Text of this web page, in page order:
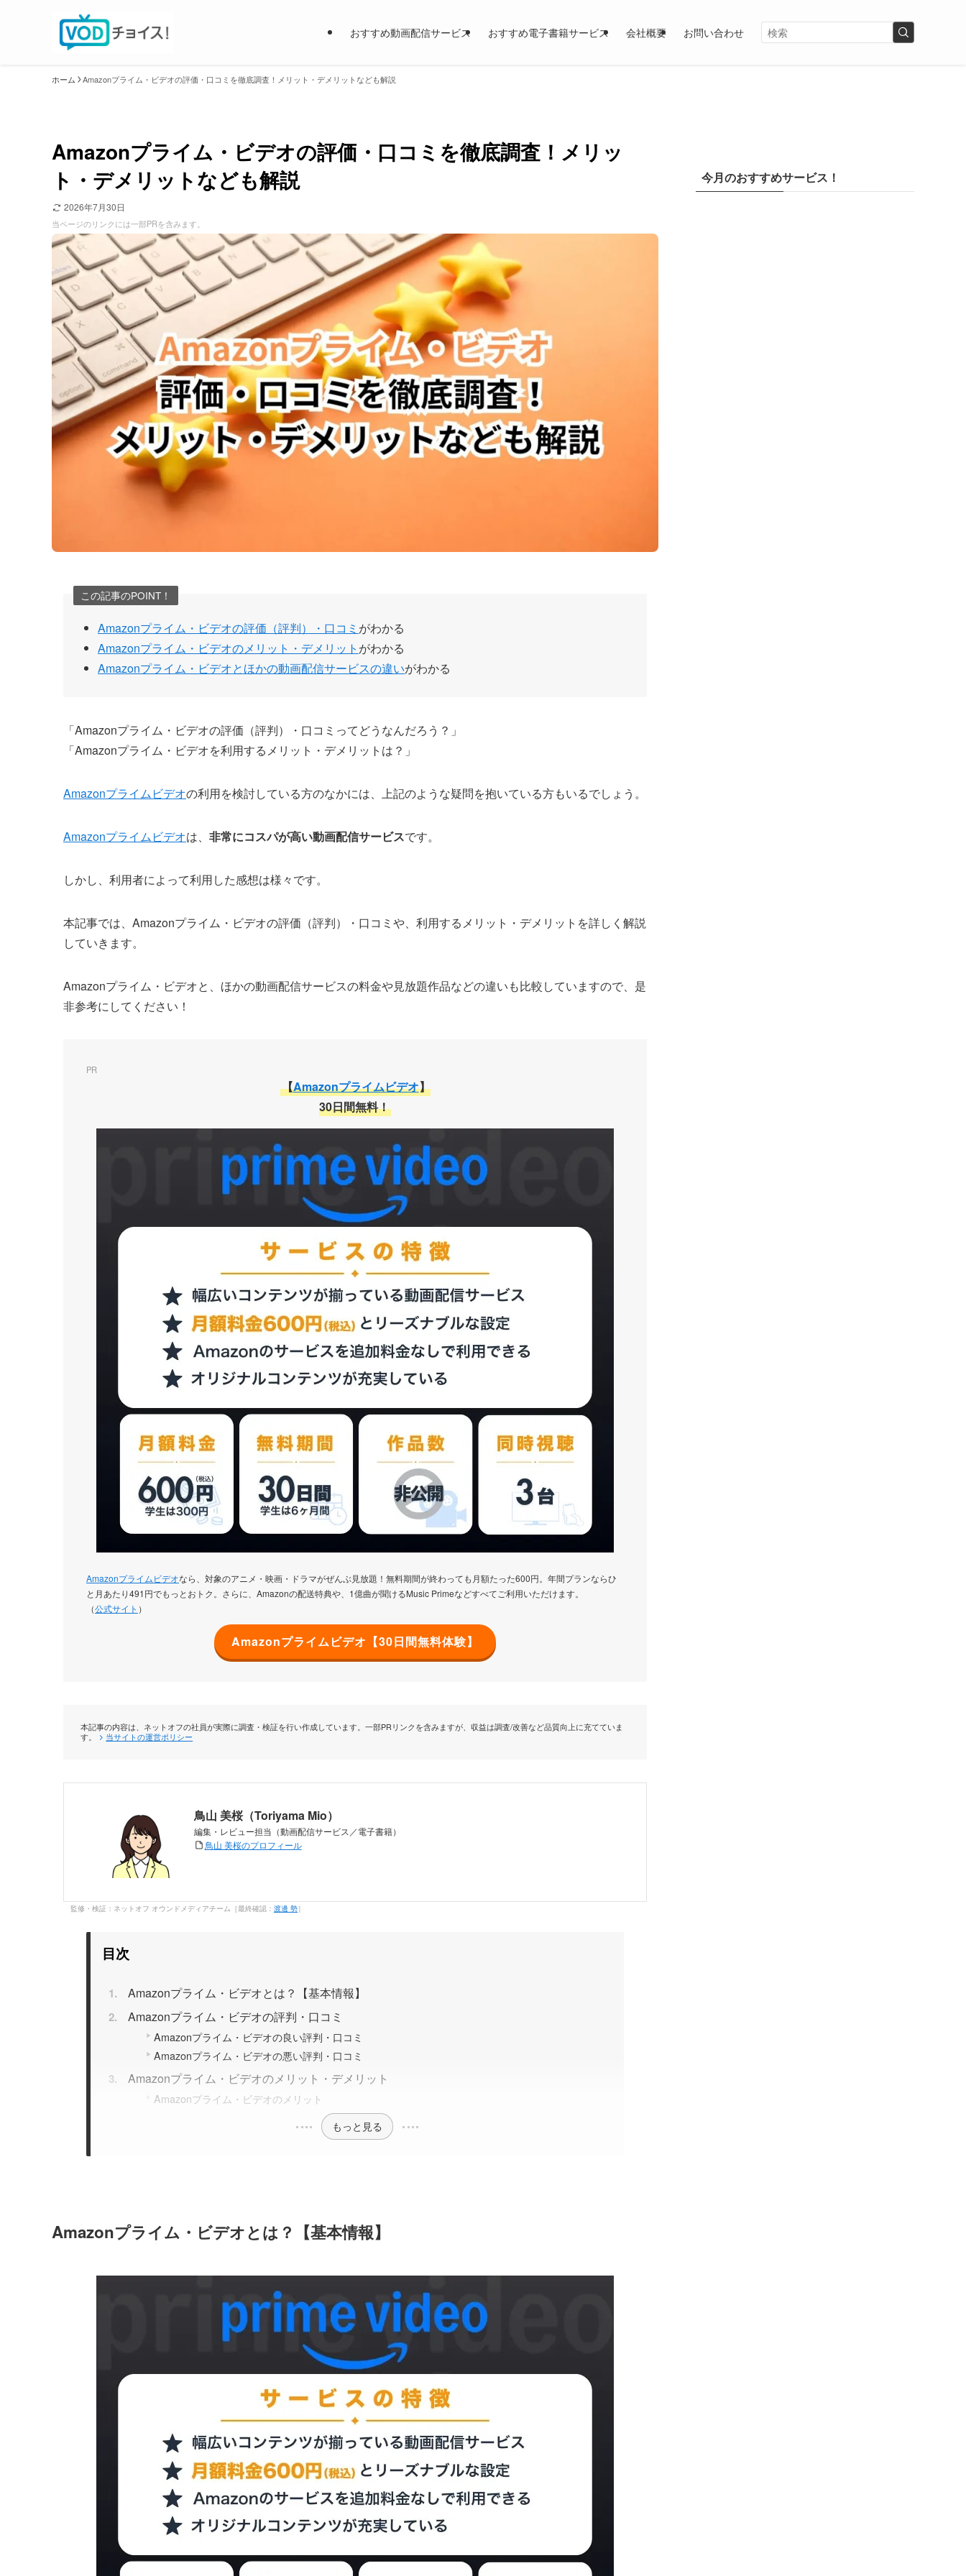
おすすめ動画配信サービス おすすめ電子書籍サービス 会社概要 お問い合わせ
ホーム Amazonプライム・ビデオの評価・口コミを徹底調査！メリット・デメリットなども解説
Amazonプライム・ビデオの評価・口コミを徹底調査！メリッ
ト・デメリットなども解説
2026年7月30日
当ページのリンクには一部PRを含みます。
この記事のPOINT！
Amazonプライム・ビデオの評価（評判）・口コミ がわかる
Amazonプライム・ビデオのメリット・デメリット がわかる
Amazonプライム・ビデオとほかの動画配信サービスの違いがわかる
「Amazonプライム・ビデオの評価（評判）・口コミってどうなんだろう？」
「Amazonプライム・ビデオを利用するメリット・デメリットは？」
Amazonプライムビデオの利用を検討している方のなかには、上記のような疑問を抱いている方もいるでしょう。
Amazonプライムビデオは、 非常にコスパが高い動画配信サービスです。
しかし、利用者によって利用した感想は様々です。
本記事では、Amazonプライム・ビデオの評価（評判）・口コミや、利用するメリット・デメリットを詳しく解説
していきます。
Amazonプライム・ビデオと、ほかの動画配信サービスの料金や見放題作品などの違いも比較していますので、是
非参考にしてください！
PR
【Amazonプライムビデオ】
30日間無料！
Amazonプライムビデオなら、対象のアニメ・映画・ドラマがぜんぶ見放題！無料期間が終わっても月額たった600円。年間プランならひ
と月あたり491円でもっとおトク。さらに、Amazonの配送特典や、1億曲が聞けるMusic Primeなどすべてご利用いただけます。
（公式サイト ）
Amazonプライムビデオ【30日間無料体験】
本記事の内容は、ネットオフの社員が実際に調査・検証を行い作成しています。一部PRリンクを含みますが、収益は調査/改善など品質向上に充てていま
す。
当サイトの運営ポリシー
鳥山 美桜（Toriyama Mio）
編集・レビュー担当（動画配信サービス／電子書籍）
鳥山 美桜のプロフィール
監修・検証：ネットオフ オウンドメディアチーム［最終確認： 渡邊 勢］
目次
Amazonプライム・ビデオとは？【基本情報】
Amazonプライム・ビデオの評判・口コミ
Amazonプライム・ビデオの良い評判・口コミ
Amazonプライム・ビデオの悪い評判・口コミ
Amazonプライム・ビデオのメリット・デメリット
Amazonプライム・ビデオのメリット
もっと見る
Amazonプライム・ビデオとは？【基本情報】
今月のおすすめサービス！